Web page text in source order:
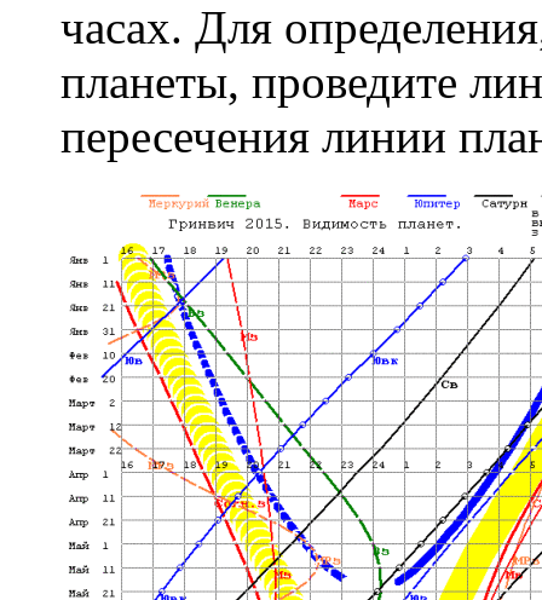
часах. Для
планеты, проведите
пересечения линии